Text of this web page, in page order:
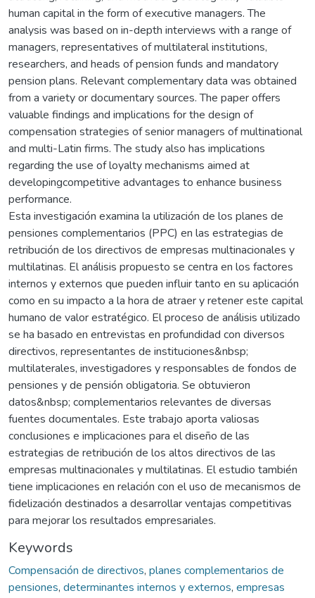
human capital in the form of executive managers. The
analysis was based on in-depth interviews with a range of
managers, representatives of multilateral institutions,
researchers, and heads of pension funds and mandatory
pension plans. Relevant complementary data was obtained
from a variety or documentary sources. The paper offers
valuable findings and implications for the design of
compensation strategies of senior managers of multinational
and multi-Latin firms. The study also has implications
regarding the use of loyalty mechanisms aimed at
developingcompetitive advantages to enhance business
performance.
Esta investigación examina la utilización de los planes de
pensiones complementarios (PPC) en las estrategias de
retribución de los directivos de empresas multinacionales y
multilatinas. El análisis propuesto se centra en los factores
internos y externos que pueden influir tanto en su aplicación
como en su impacto a la hora de atraer y retener este capital
humano de valor estratégico. El proceso de análisis utilizado
se ha basado en entrevistas en profundidad con diversos
directivos, representantes de instituciones&nbsp;
multilaterales, investigadores y responsables de fondos de
pensiones y de pensión obligatoria. Se obtuvieron
datos&nbsp; complementarios relevantes de diversas
fuentes documentales. Este trabajo aporta valiosas
conclusiones e implicaciones para el diseño de las
estrategias de retribución de los altos directivos de las
empresas multinacionales y multilatinas. El estudio también
tiene implicaciones en relación con el uso de mecanismos de
fidelización destinados a desarrollar ventajas competitivas
para mejorar los resultados empresariales.
Keywords
Compensación de directivos, planes complementarios de
pensiones, determinantes internos y externos, empresas